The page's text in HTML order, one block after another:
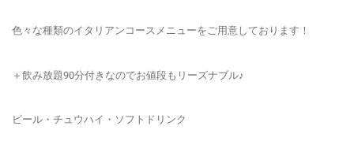
色々な種類のイタリアンコースメニューをご用意しております！
＋飲み放題90分付きなのでお値段もリーズナブル♪
ビール・チュウハイ・ソフトドリンク